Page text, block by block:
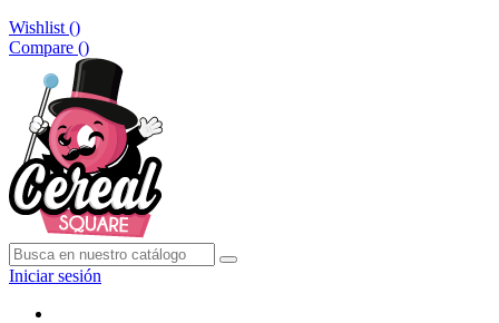
Wishlist ()
Compare ()
Iniciar sesión